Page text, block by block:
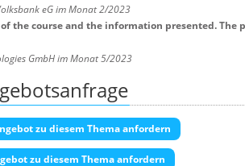
eG im Monat 2/2023
the course and the information presented. The
GmbH im Monat 5/2023
zu diesem Thema anfordern
zu diesem Thema anfordern